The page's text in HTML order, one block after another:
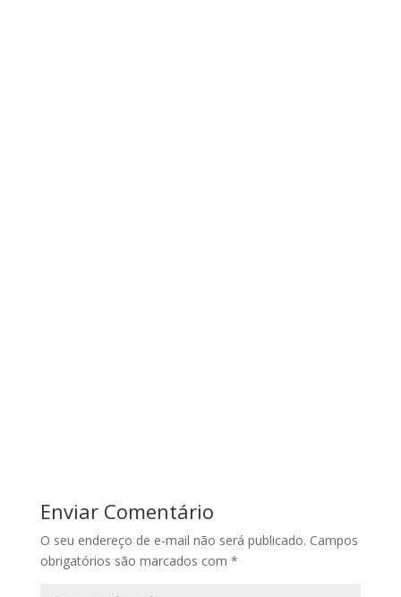
Enviar Comentário
O seu endereço de e-mail não será publicado. Campos
obrigatórios são marcados com *